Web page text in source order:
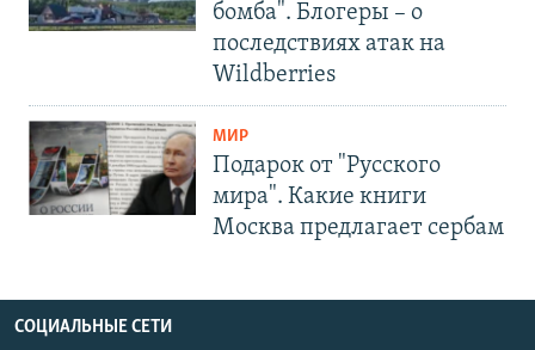
бомба". Блогеры – о
последствиях атак на
Wildberries
МИР
Подарок от "Русского
мира". Какие книги
Москва предлагает сербам
СОЦИАЛЬНЫЕ СЕТИ